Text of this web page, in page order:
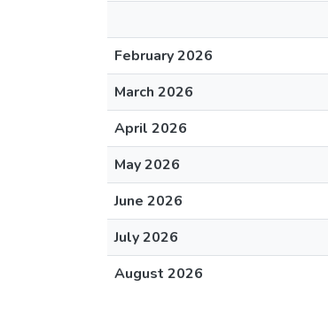
February 2026
March 2026
April 2026
May 2026
June 2026
July 2026
August 2026